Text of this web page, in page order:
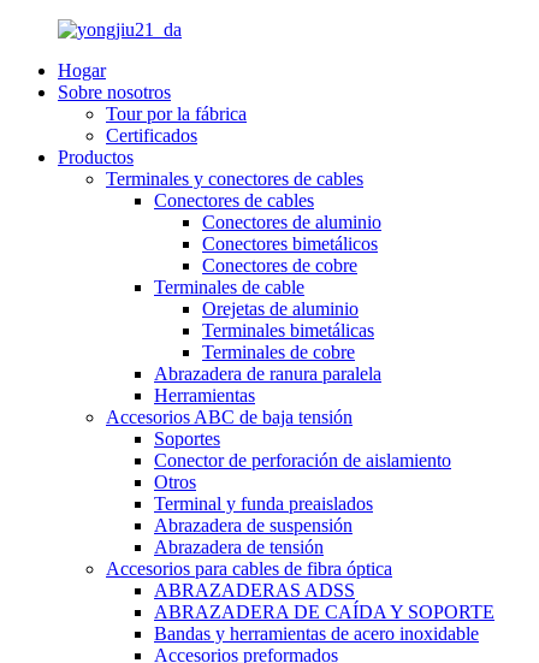
Hogar
Sobre nosotros
Tour por la fábrica
Certificados
Productos
Terminales y conectores de cables
Conectores de cables
Conectores de aluminio
Conectores bimetálicos
Conectores de cobre
Terminales de cable
Orejetas de aluminio
Terminales bimetálicas
Terminales de cobre
Abrazadera de ranura paralela
Herramientas
Accesorios ABC de baja tensión
Soportes
Conector de perforación de aislamiento
Otros
Terminal y funda preaislados
Abrazadera de suspensión
Abrazadera de tensión
Accesorios para cables de fibra óptica
ABRAZADERAS ADSS
ABRAZADERA DE CAÍDA Y SOPORTE
Bandas y herramientas de acero inoxidable
Accesorios preformados